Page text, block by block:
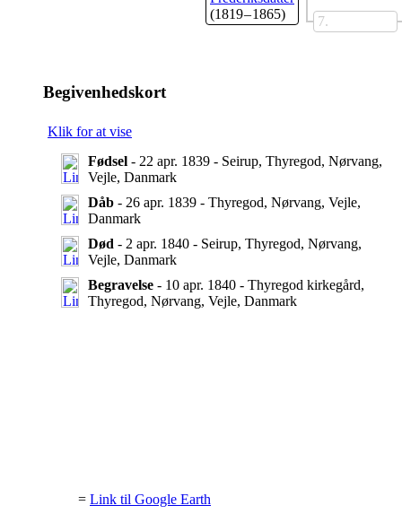
(1819 – 1865)
7
Begivenhedskort
Klik for at vise
Fødsel - 22 apr. 1839 - Seirup, Thyregod, Nørvang,
Vejle, Danmark
Dåb - 26 apr. 1839 - Thyregod, Nørvang, Vejle,
Danmark
Død - 2 apr. 1840 - Seirup, Thyregod, Nørvang,
Vejle, Danmark
Begravelse - 10 apr. 1840 - Thyregod kirkegård,
Thyregod, Nørvang, Vejle, Danmark
= Link til Google Earth